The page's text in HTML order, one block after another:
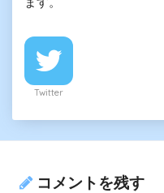
Twitter
コメントを残す